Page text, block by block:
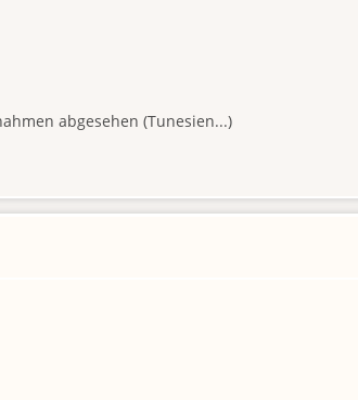
abgesehen (Tunesien...)